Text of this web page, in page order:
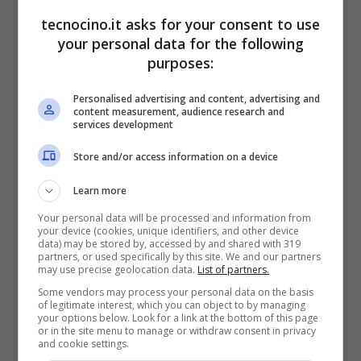
Honor 6Cpossiede una fotocamera
13 Mpx
video fino inFull HD a 30 FPSed una
camera frontale da
riprendere video fino inHD 30 FPS.
Samsung Galaxy A5, invece, possiede
fotocamera posteriore da16 Megapixeled
una frontale da 16 Megapixel, entrambe in
grado di riprendere video in
tecnocino.it asks for your consent to use
your personal data for the following
purposes:
Personalised advertising and content, advertising and
content measurement, audience research and
services development
Store and/or access information on a device
Learn more
Your personal data will be processed and information from
your device (cookies, unique identifiers, and other device
data) may be stored by, accessed by and shared with 319
partners, or used specifically by this site. We and our partners
may use precise geolocation data. List of partners.
Some vendors may process your personal data on the basis
of legitimate interest, which you can object to by managing
your options below. Look for a link at the bottom of this page
or in the site menu to manage or withdraw consent in privacy
and cookie settings.